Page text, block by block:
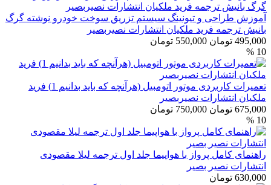
آموزش طراحی و تیونینگ سیستم تزریق سوخت خودرو نوشته گرگ
بانیش ترجمه فرید ملکیان انتشارات نصیربصیر
495,000 تومان
550,000 تومان
10 %
تعمیرات کاربردی موتور اتومبیل (هرآنچه که باید بدانیم 1) فرید
ملکیان انتشارات نصیربصیر
675,000 تومان
750,000 تومان
10 %
راهنمای کامل پرواز با هواپیما جلد اول ترجمه لیلا مقصودی
انتشارات نصیر بصیر
630,000 تومان